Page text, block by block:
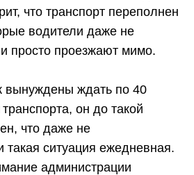
что транспорт переполнен
водители даже не
просто проезжают мимо.
вынуждены ждать по 40
он до такой
что даже не
такая ситуация ежедневная.
администрации